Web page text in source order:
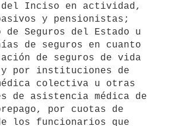
Inciso en actividad,
y pensionistas;
de Seguros del Estado u
de seguros en cuanto
de seguros de vida
por instituciones de
colectiva u otras
de asistencia médica de
por cuotas de
los funcionarios que